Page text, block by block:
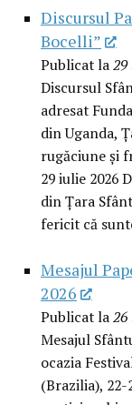
Discursul
Bocelli”
Publicat la29
Discursul
adresat
din Uganda,
rugăciune și
29 iulie 2026
din Țara
fericit că
Mesajul
2026
Publicat la26
Mesajul
ocazia
(Brazilia),